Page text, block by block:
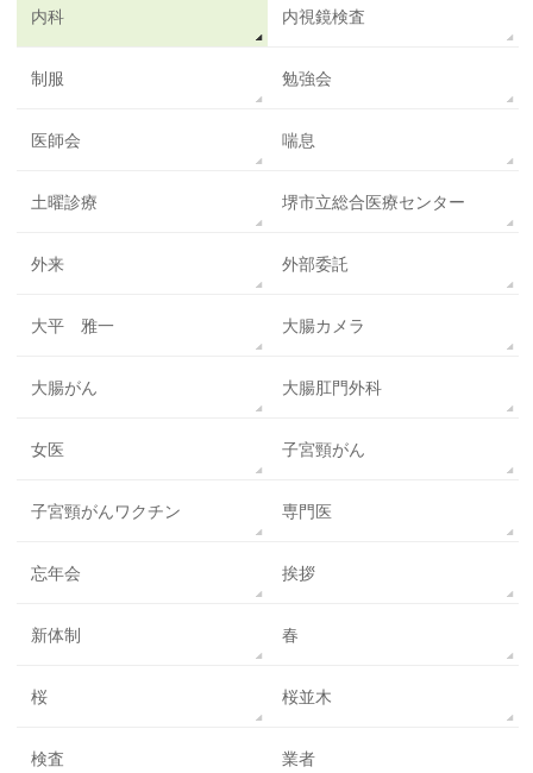
内科 内視鏡検査
制服 勉強会
医師会 喘息
土曜診療 堺市立総合医療センター
外来 外部委託
大平 雅一 大腸カメラ
大腸がん 大腸肛門外科
女医 子宮頸がん
子宮頸がんワクチン 専門医
忘年会 挨拶
新体制 春
桜 桜並木
検査 業者